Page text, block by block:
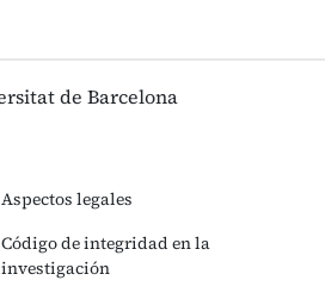
Aspectos legales
Código de integridad en la
investigación